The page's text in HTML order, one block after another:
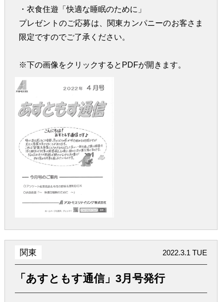
・衣食住遊「快適な睡眠のために」
プレゼントのご応募は、関東カンパニーのお客さま
限定ですのでご了承ください。
※下の画像をクリックするとPDFが開きます。
関東 2022.3.1 TUE
「あすともす通信」3月号発行